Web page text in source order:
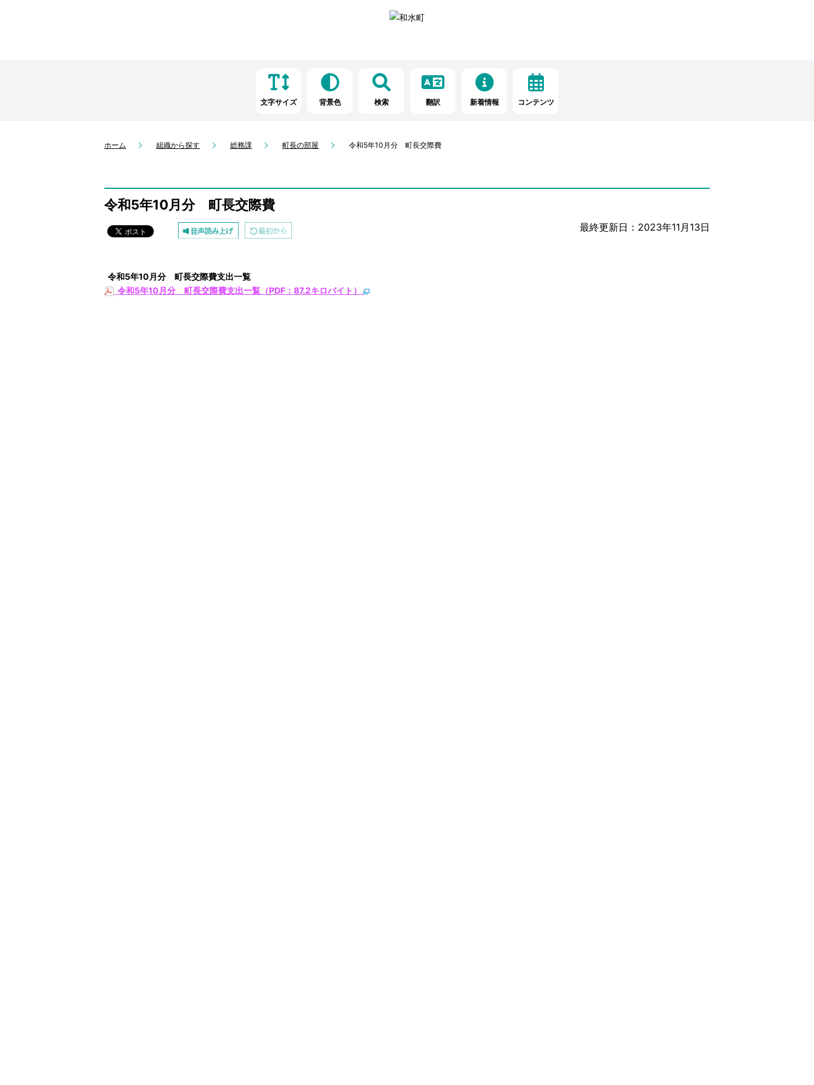
文字サイズ 背景色 検索 翻訳 新着情報 コンテンツ
ホーム 組織から探す 総務課 町長の部屋 令和5年10月分 町長交際費
令和5年10月分 町長交際費
最終更新日：2023年11月13日
令和5年10 月分 町長交際費支出一覧
令和5年10月分 町長交際費支出一覧（PDF：87.2キロバイト）